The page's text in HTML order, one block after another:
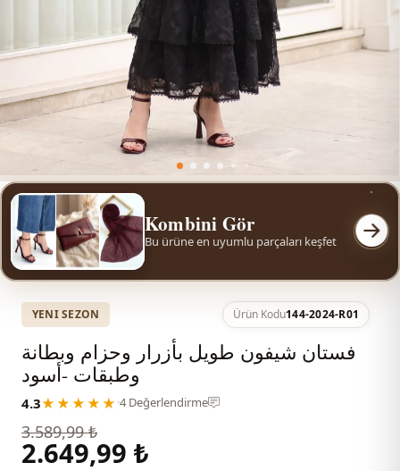
Kombini Gör
Bu ürüne en uyumlu parçaları keşfet
YENI SEZON Ürün Kodu144-2024-R01
فستان شيفون طويل بأزرار وحزام وبطانة
وطبقات -أسود
4.3★★★★★ ·4 Değerlendirme
3.589,99 ₺
2.649,99 ₺